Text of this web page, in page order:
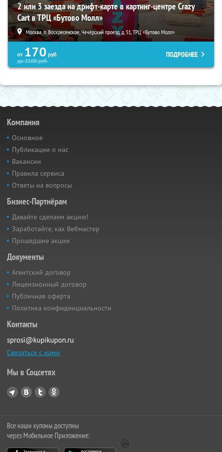
2 или 3 заезда на дрифт-карте в картинг-центре Crazy
Cart в ТРЦ «Бутово Молл»
Москва, п. Воскресенское, Чечёрский проезд, д. 51, ТРЦ «Бутово Молл»
от 170 руб.
до2100руб.
ПОДРОБНЕЕ
Компания
Основное
Публикации о нас
Вакансии
Правила сервиса
Ответы на вопросы
Бизнес-Партнёрам
Давайте сделаем акцию!
Заработайте, как Вебмастер
Прошедшие акции
Документы
Агентский договор
Лицензионный договор
Публичная оферта
Политика конфиденциальности
Контакты
sprosi@kupikupon.ru
Связаться с нами
Мы в Соцсетях
Все наши купоны доступны
через Мобильное Приложение: